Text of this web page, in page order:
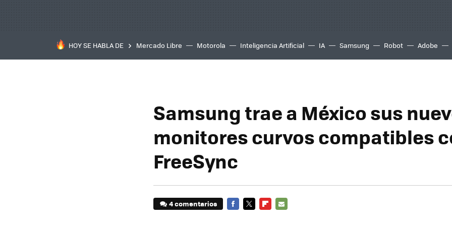
HOY SE HABLA DE Mercado Libre Motorola Inteligencia Artificial IA Samsung Robot Adobe
Samsung trae a México sus
monitores curvos compatibles
FreeSync
4 comentarios